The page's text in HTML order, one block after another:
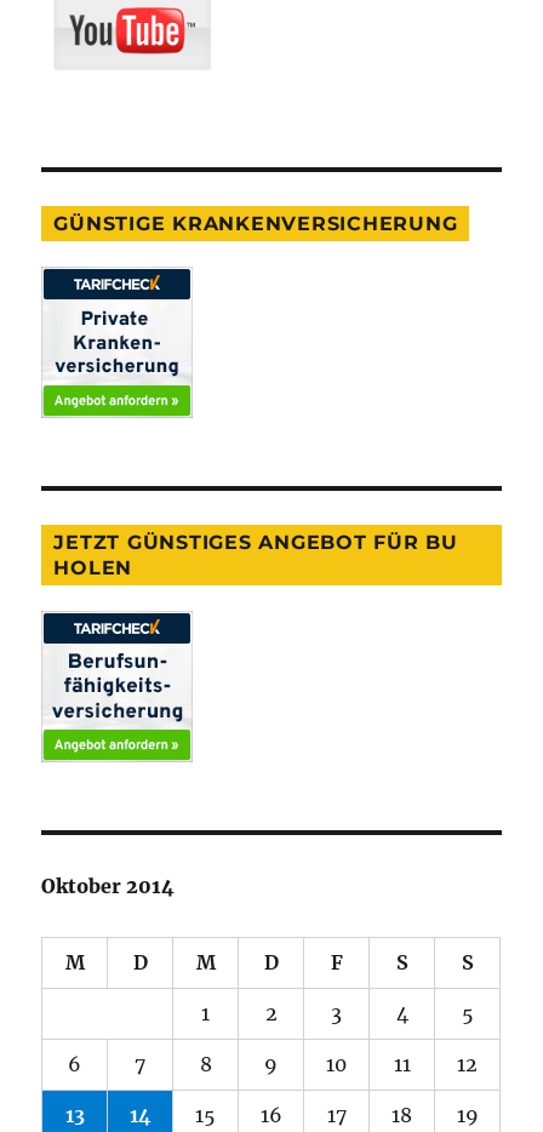
GÜNSTIGE KRANKENVERSICHERUNG
JETZT GÜNSTIGES ANGEBOT FÜR BU
HOLEN
Oktober 2014
M D M D F S S
1 2 3 4 5
6 7 8 9 10 11 12
13 14 15 16 17 18 19